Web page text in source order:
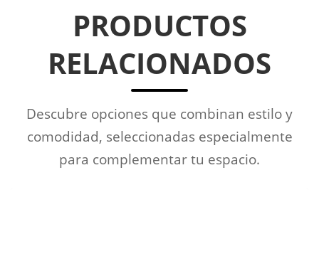
PRODUCTOS
RELACIONADOS
Descubre opciones que combinan estilo y
comodidad, seleccionadas especialmente
para complementar tu espacio.